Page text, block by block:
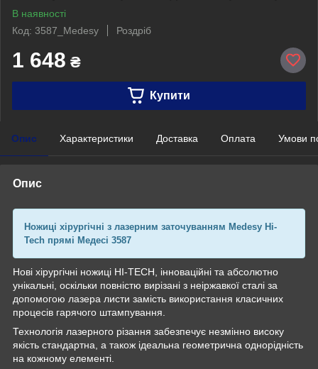
В наявності
Код: 3587_Medesy
Роздріб
1 648 ₴
Купити
Опис Характеристики Доставка Оплата Умови
Опис
Ножиці хірургічні з лазерним заточуванням Medesy Hi-
Tech прямі Медесі 3587
Нові хірургічні ножиці HI-TECH, інноваційні та абсолютно
унікальні, оскільки повністю вирізані з неіржавкої сталі за
допомогою лазера листи замість використання класичних
процесів гарячого штампування.
Технологія лазерного різання забезпечує незмінно високу
якість стандартна, а також ідеальна геометрична однорідність
на кожному елементі.